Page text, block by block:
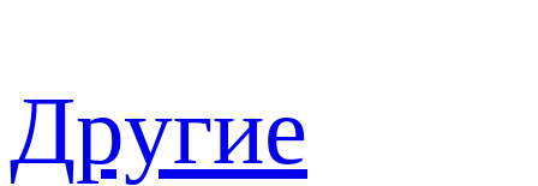
Другие